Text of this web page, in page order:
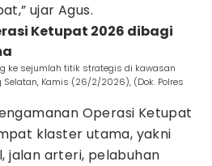
ujar Agus.
Ketupat 2026 dibagi
ke sejumlah titik strategis di kawasan
Selatan, Kamis (26/2/2026), (Dok. Polres
Operasi Ketupat
klaster utama, yakni
jalan arteri, pelabuhan